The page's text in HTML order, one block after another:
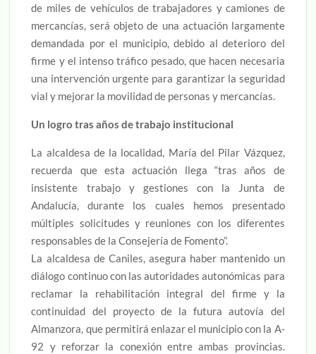
de miles de vehículos de trabajadores y camiones de
mercancías, será objeto de una actuación largamente
demandada por el municipio, debido al deterioro del
firme y el intenso tráfico pesado, que hacen necesaria
una intervención urgente para garantizar la seguridad
vial y mejorar la movilidad de personas y mercancías.
Un logro tras años de trabajo institucional
La alcaldesa de la localidad, María del Pilar Vázquez,
recuerda que esta actuación llega “tras años de
insistente trabajo y gestiones con la Junta de
Andalucía, durante los cuales hemos presentado
múltiples solicitudes y reuniones con los diferentes
responsables de la Consejería de Fomento”.
La alcaldesa de Caniles, asegura haber mantenido un
diálogo continuo con las autoridades autonómicas para
reclamar la rehabilitación integral del firme y la
continuidad del proyecto de la futura autovía del
Almanzora, que permitirá enlazar el municipio con la A-
92 y reforzar la conexión entre ambas provincias.